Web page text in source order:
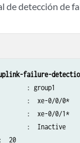
de detección de
uplink-failure-
: group1
:  xe-0/0/0*
:  xe-0/0/1*
:  Inactive
20